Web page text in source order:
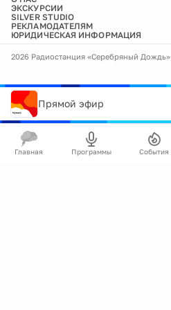
ЭКСКУРСИИ
SILVER STUDIO
РЕКЛАМОДАТЕЛЯМ
ЮРИДИЧЕСКАЯ ИНФОРМАЦИЯ
2026 Радиостанция «Серебряный Дождь»
Прямой эфир
Главная Программы События